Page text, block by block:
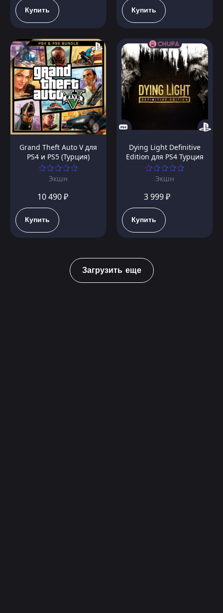
Купить Купить
Grand Theft Auto V для
PS4 и PS5 (Турция)
Экшн
10 490 ₽
Купить
Dying Light Definitive
Edition для PS4 Турция
Экшн
3 999 ₽
Купить
Загрузить еще